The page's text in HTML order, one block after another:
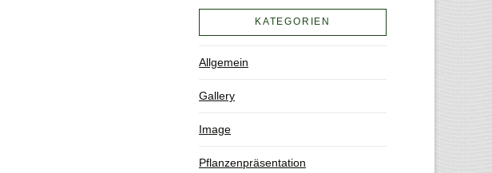
KATEGORIEN
Allgemein
Gallery
Image
Pflanzenpräsentation